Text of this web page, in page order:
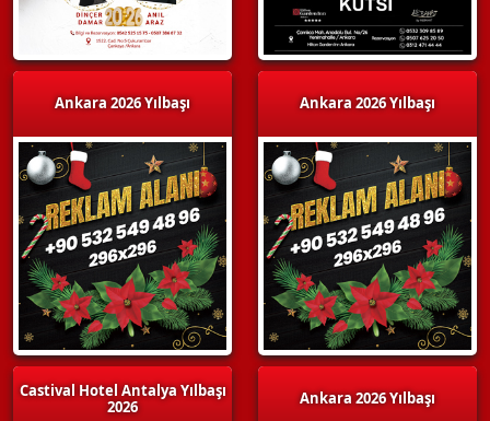
Ankara 2026 Yılbaşı
Castival Hotel Antalya Yılbaşı
2026
Ankara 2026 Yılbaşı
Ankara 2026 Yılbaşı